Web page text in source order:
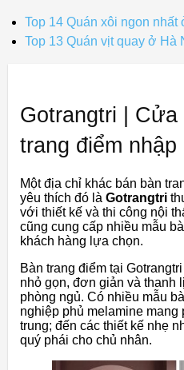
Top 14 Quán xôi ngon
Top 13 Quán vịt quay ở Hà
Gotrangtri | Cửa
trang điểm nhập
Một địa chỉ khác bán bàn
yêu thích đó là Gotrangtri
với thiết kế và thi công nội
cũng cung cấp nhiều mẫu
khách hàng lựa chọn.
Bàn trang điểm tại
nhỏ gọn, đơn giản và thanh
phòng ngủ. Có nhiều mẫu
nghiệp phủ melamine mang
trung; đến các thiết kế nhẹ
quý phái cho chủ nhân.